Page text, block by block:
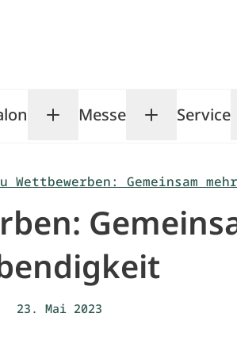
submenu
Toggle TOP Salon
Messe ToggleService
Wettbewerben: Gemeinsam
23. Mai 2023